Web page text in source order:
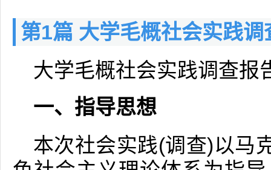
第1篇 大学毛概社会实践
大学毛概社会实践调查报
一、指导思想
本次社会实践(调查)以马